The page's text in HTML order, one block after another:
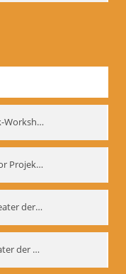
Internationaler Biomechanik-Workshop, Moskau 1993
Internationales Theater Labor Projekt: Play Don Juan
„Karlsson vom Dach“ am Theater der Satire, Moskau 1985
„Warten auf Godot“ am Theater der Saire, Moskau 1980er